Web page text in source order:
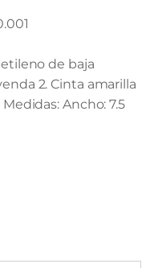
de baja
2. Cinta amarilla
Ancho: 7.5